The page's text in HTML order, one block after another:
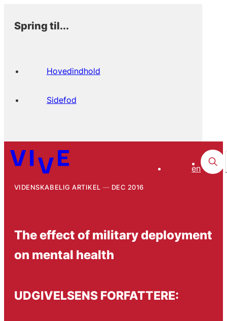
Spring til...
Hovedindhold
Sidefod
en
VIDENSKABELIG ARTIKEL DEC 2016
The effect of military deployment
on mental health
UDGIVELSENS FORFATTERE: